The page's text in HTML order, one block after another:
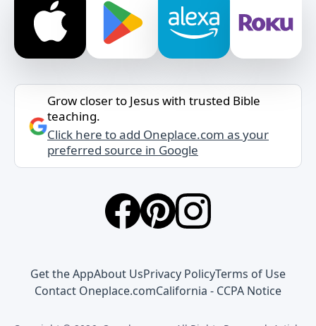
Grow closer to Jesus with trusted Bible
teaching.
Click here to add Oneplace.com as your
preferred source in Google
Get the AppAbout UsPrivacy PolicyTerms of Use
Contact Oneplace.comCalifornia - CCPA Notice